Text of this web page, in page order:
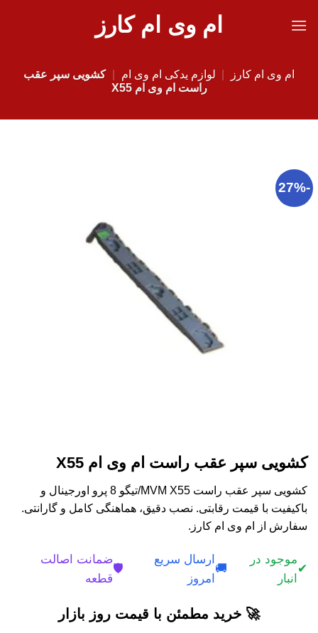
ام وی ام کارز
ام وی ام کارز لوازم یدکی ام وی ام
کشویی سپر عقب
راست ام وی ام X55
-27%
کشویی سپر عقب راست ام وی ام X55
کشویی سپر عقب راست MVM X55/تیگو 8 پرو اورجینال و
باکیفیت با قیمت رقابتی. نصب دقیق، هماهنگی کامل و گارانتی.
سفارش از ام وی ام کارز.
✔
موجود در
انبار
🚚
ارسال سریع
امروز
🛡️
ضمانت اصالت
قطعه
🚀 خرید مطمئن با قیمت روز بازار